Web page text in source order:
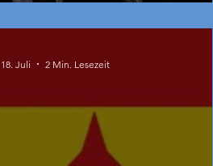
grenzüberschreitende
Bedrohung“
18. Juli 2 Min. Lesezeit